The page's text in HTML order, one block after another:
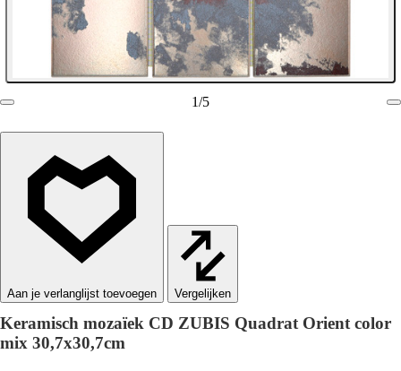
1/5
Vergelijken
Keramisch mozaïek CD ZUBIS Quadrat Orient color
mix 30,7x30,7cm